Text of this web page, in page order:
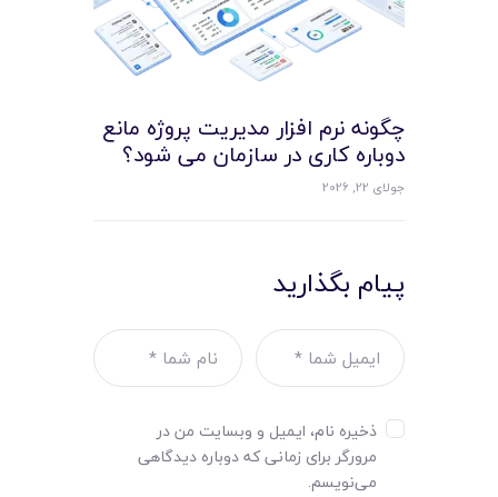
چگونه نرم افزار مدیریت پروژه مانع
دوباره کاری در سازمان می شود؟
جولای 22, 2026
پیام بگذارید
ذخیره نام، ایمیل و وبسایت من در
مرورگر برای زمانی که دوباره دیدگاهی
می‌نویسم.